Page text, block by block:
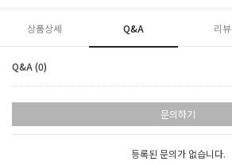
상품상세 Q&A 리뷰
Q&A (0)
문의하기
등록된 문의가 없습니다.